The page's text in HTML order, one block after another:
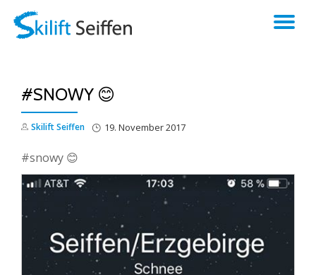
Skip
#SNOWY 😊
Skilift Seiffen 19. November 2017
#snowy 😊